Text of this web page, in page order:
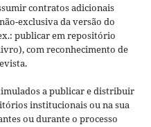
contratos adicionais
exclusiva da versão do
publicar em repositório
com reconhecimento de
a publicar e distribuir
institucionais ou na sua
ou durante o processo